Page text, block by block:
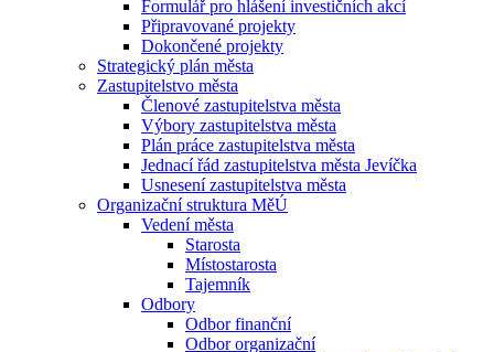
Formulář pro hlášení investičních akcí
Připravované projekty
Dokončené projekty
Strategický plán města
Zastupitelstvo města
Členové zastupitelstva města
Výbory zastupitelstva města
Plán práce zastupitelstva města
Jednací řád zastupitelstva města Jevíčka
Usnesení zastupitelstva města
Organizační struktura MěÚ
Vedení města
Starosta
Místostarosta
Tajemník
Odbory
Odbor finanční
Odbor organizační